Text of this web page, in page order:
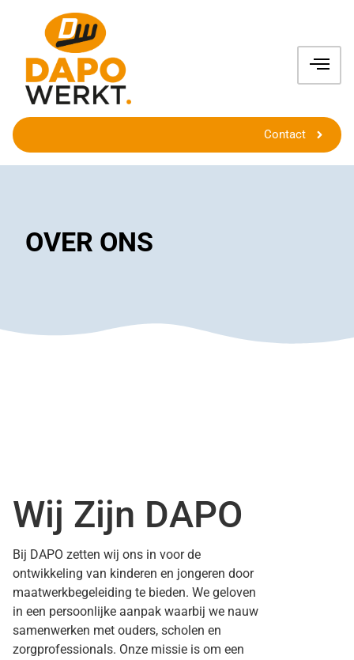
Contact
OVER ONS
Wij Zijn DAPO
Bij DAPO zetten wij ons in voor de
ontwikkeling van kinderen en jongeren door
maatwerkbegeleiding te bieden. We geloven
in een persoonlijke aanpak waarbij we nauw
samenwerken met ouders, scholen en
zorgprofessionals. Onze missie is om een